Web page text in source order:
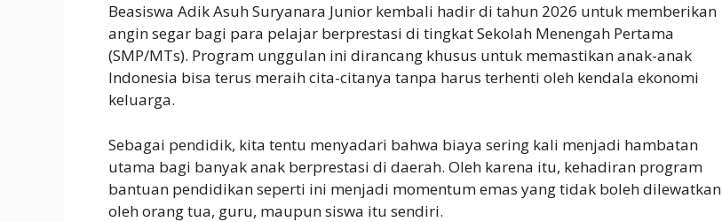
Beasiswa Adik Asuh Suryanara Junior kembali hadir di tahun 2026 untuk memberikan
angin segar bagi para pelajar berprestasi di tingkat Sekolah Menengah Pertama
(SMP/MTs). Program unggulan ini dirancang khusus untuk memastikan anak-anak
Indonesia bisa terus meraih cita-citanya tanpa harus terhenti oleh kendala ekonomi
keluarga.
Sebagai pendidik, kita tentu menyadari bahwa biaya sering kali menjadi hambatan
utama bagi banyak anak berprestasi di daerah. Oleh karena itu, kehadiran program
bantuan pendidikan seperti ini menjadi momentum emas yang tidak boleh dilewatkan
oleh orang tua, guru, maupun siswa itu sendiri.